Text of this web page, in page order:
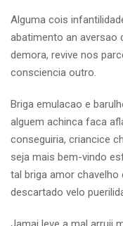
Alguma cois
abatimento an aversao
demora, revive nos
consciencia outro.
Briga emulacao e
alguem achinca faca
conseguiria, criancice
seja mais bem-vindo
tal briga amor
descartado velo